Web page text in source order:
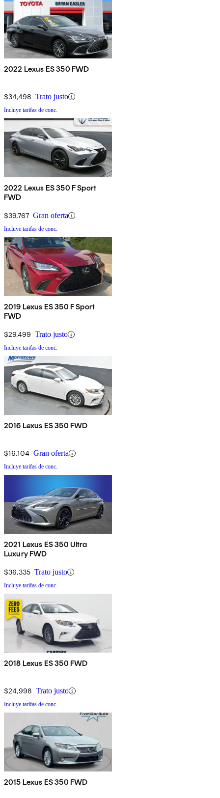
2022 Lexus ES 350 FWD
$34,498 Trato justo
Incluye tarifas de conc.
2022 Lexus ES 350 F Sport
FWD
$39,767 Gran oferta
Incluye tarifas de conc.
2019 Lexus ES 350 F Sport
FWD
$29,499 Trato justo
Incluye tarifas de conc.
2016 Lexus ES 350 FWD
$16,104 Gran oferta
Incluye tarifas de conc.
2021 Lexus ES 350 Ultra
Luxury FWD
$36,335 Trato justo
Incluye tarifas de conc.
2018 Lexus ES 350 FWD
$24,998 Trato justo
Incluye tarifas de conc.
2015 Lexus ES 350 FWD